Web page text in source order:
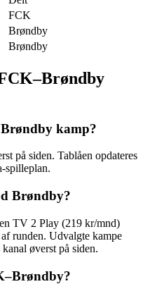
FCK
Brøndby
Brøndby
kamp?
på siden. Tablåen opdateres
spilleplan.
Brøndby?
TV 2 Play (219 kr/mnd)
runden. Udvalgte kampe
øverst på siden.